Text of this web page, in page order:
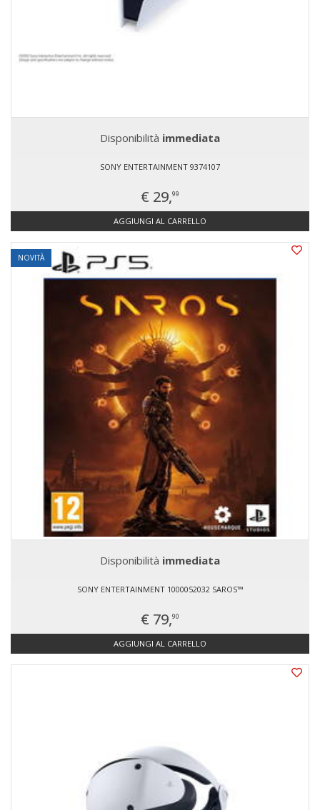
Disponibilità immediata
SONY ENTERTAINMENT 9374107
€ 29,99
AGGIUNGI AL CARRELLO
NOVITÀ
Disponibilità immediata
SONY ENTERTAINMENT 1000052032 SAROS™
€ 79,90
AGGIUNGI AL CARRELLO